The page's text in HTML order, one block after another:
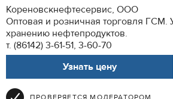
Кореновскнефтесервис, ООО
Оптовая и розничная торговля ГСМ.
хранению нефтепродуктов.
т. (86142) 3-61-51, 3-60-70
Узнать цену